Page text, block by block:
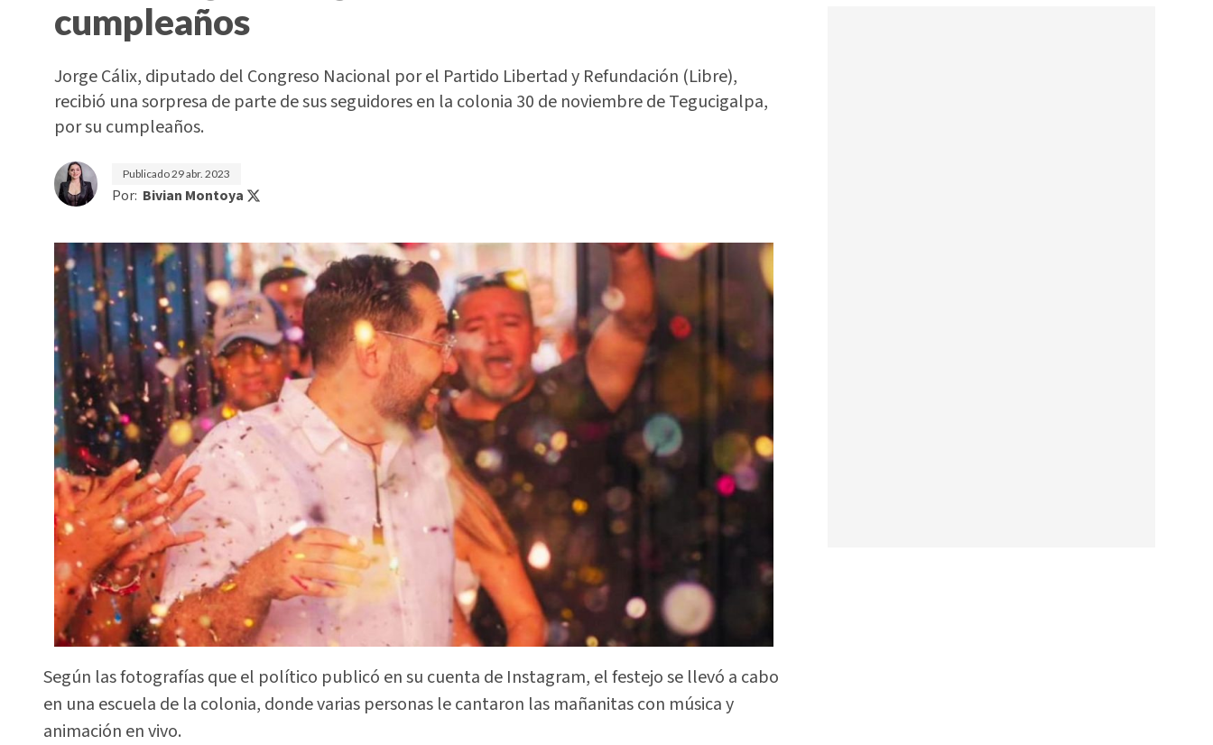
cumpleaños
Jorge Cálix, diputado del Congreso Nacional por el Partido Libertad y Refundación (Libre),
recibió una sorpresa de parte de sus seguidores en la colonia 30 de noviembre de Tegucigalpa,
por su cumpleaños.
Publicado29 abr. 2023
Por: Bivian Montoya
Según las fotografías que el político publicó en su cuenta de Instagram, el festejo se llevó a cabo
en una escuela de la colonia, donde varias personas le cantaron las mañanitas con música y
animación en vivo.